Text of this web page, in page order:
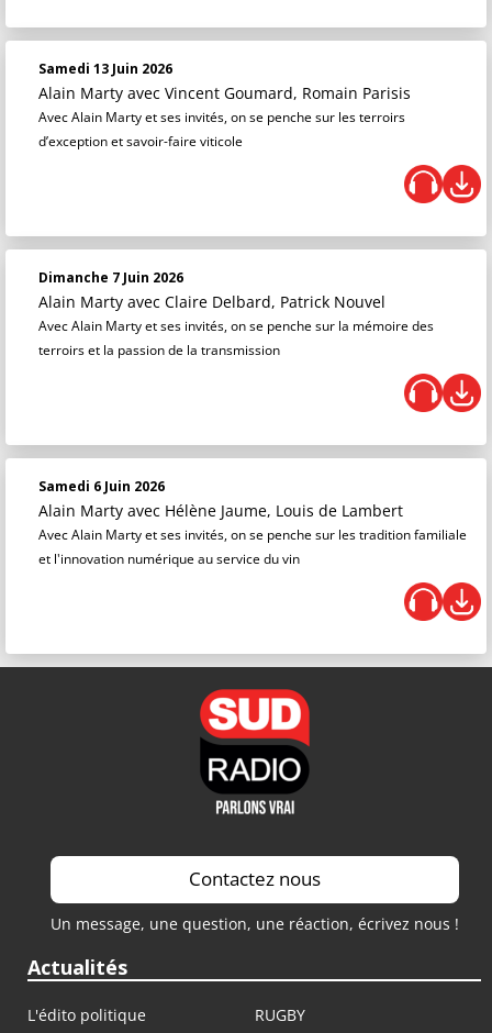
Samedi 13 Juin 2026
Alain Marty avec Vincent Goumard, Romain Parisis
Avec Alain Marty et ses invités, on se penche sur les terroirs
d’exception et savoir-faire viticole
Dimanche 7 Juin 2026
Alain Marty avec Claire Delbard, Patrick Nouvel
Avec Alain Marty et ses invités, on se penche sur la mémoire des
terroirs et la passion de la transmission
Samedi 6 Juin 2026
Alain Marty avec Hélène Jaume, Louis de Lambert
Avec Alain Marty et ses invités, on se penche sur les tradition familiale
et l'innovation numérique au service du vin
Contactez nous
Un message, une question, une réaction, écrivez nous !
Actualités
L'édito politique
RUGBY